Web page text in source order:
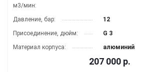
м3/мин:
Давление, бар:
12
Присоединение, дюйм:
G 3
Материал корпуса:
алюминий
207 000 р.